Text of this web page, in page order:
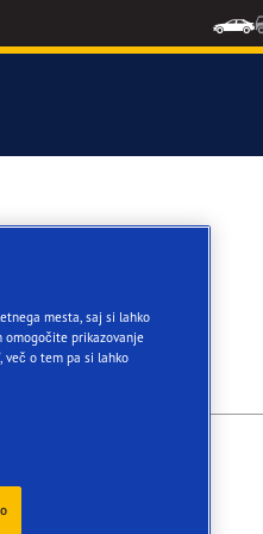
mesta, saj si lahko
omogočite prikazovanje
več o tem pa si lahko